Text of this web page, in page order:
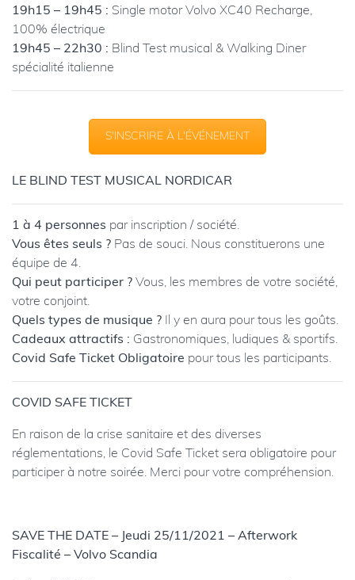
19h15 – 19h45 : Single motor Volvo XC40 Recharge,
100% électrique
19h45 – 22h30 : Blind Test musical & Walking Diner
spécialité italienne
S'INSCRIRE À L'ÉVÉNEMENT
LE BLIND TEST MUSICAL NORDICAR
1 à 4 personnes par inscription / société.
Vous êtes seuls ? Pas de souci. Nous constituerons une
équipe de 4.
Qui peut participer ? Vous, les membres de votre société,
votre conjoint.
Quels types de musique ? Il y en aura pour tous les goûts.
Cadeaux attractifs : Gastronomiques, ludiques & sportifs.
Covid Safe Ticket Obligatoire pour tous les participants.
COVID SAFE TICKET
En raison de la crise sanitaire et des diverses
réglementations, le Covid Safe Ticket sera obligatoire pour
participer à notre soirée. Merci pour votre compréhension.
SAVE THE DATE – Jeudi 25/11/2021 – Afterwork
Fiscalité – Volvo Scandia